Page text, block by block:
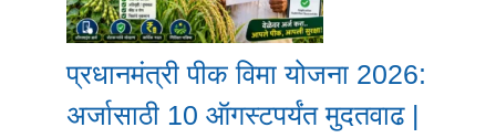
प्रधानमंत्री पीक विमा योजना 2026:
अर्जासाठी 10 ऑगस्टपर्यंत मुदतवाढ |